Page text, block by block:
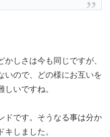
しさは今も同じですが、
いので、どの様にお互いを
いですね。
ドです。そうなる事は分か
しました。